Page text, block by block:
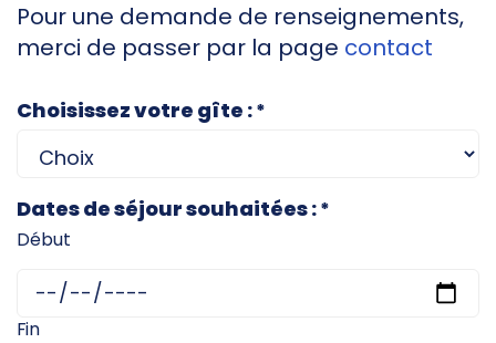
Pour une demande de renseignements,
merci de passer par la page contact
Choisissez votre gîte :*
Dates de séjour souhaitées :*
Début
Fin